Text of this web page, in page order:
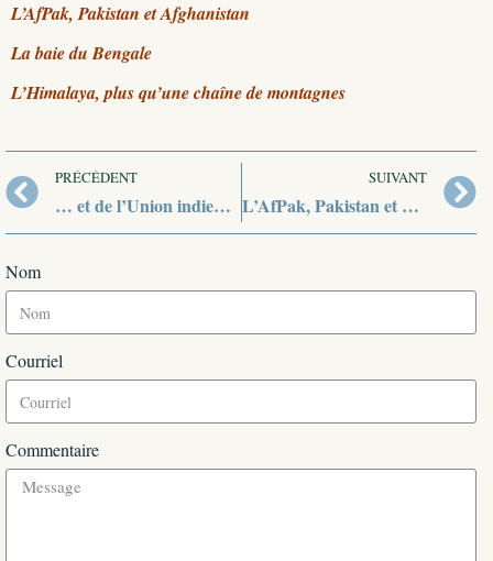
L’AfPak, Pakistan et Afghanistan
La baie du Bengale
L’Himalaya, plus qu’une chaîne de montagnes
PRÉCÉDENT
… et de l’Union indienne
SUIVANT
L’AfPak, Pakistan et Afghanistan
Nom
Courriel
Commentaire